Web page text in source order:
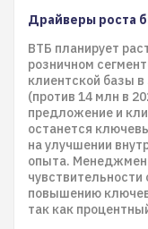
Драйверы роста
ВТБ планирует
розничном
клиентской базы
(против 14 млн в
предложение и
останется
на улучшении
опыта.
повышению
так как